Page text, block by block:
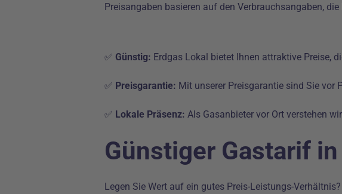
Preisangaben basieren auf den Verbrauchsangaben,
✅ Günstig: Erdgas Lokal bietet Ihnen attraktive Preise,
✅ Preisgarantie: Mit unserer Preisgarantie sind Sie vor
✅ Lokale Präsenz: Als Gasanbieter vor Ort verstehen
Günstiger Gastarif
Legen Sie Wert auf ein gutes Preis-Leistungs-